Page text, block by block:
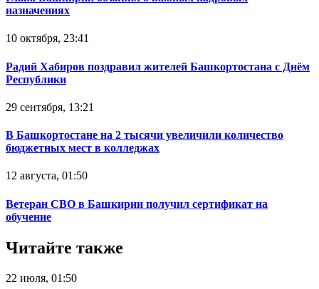
назначениях
10 октября, 23:41
Радий Хабиров поздравил жителей Башкортостана с Днём
Республики
29 сентября, 13:21
В Башкортостане на 2 тысячи увеличили количество
бюджетных мест в колледжах
12 августа, 01:50
Ветеран СВО в Башкирии получил сертификат на
обучение
Читайте также
22 июля, 01:50